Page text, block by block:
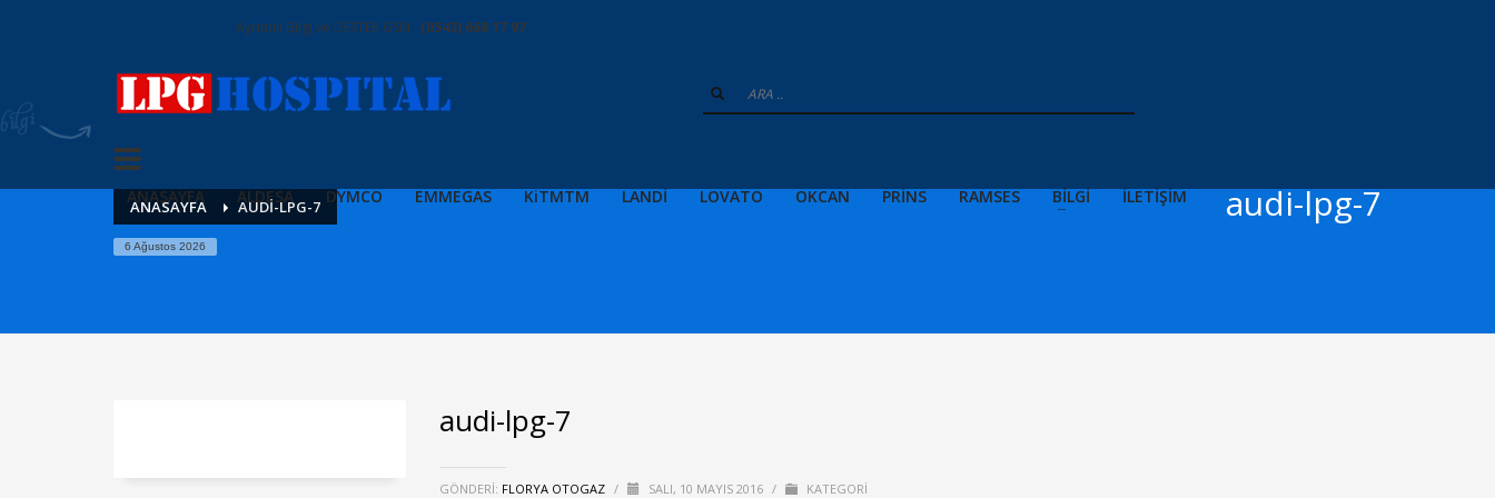
Ayrıntılı Bilgi ve DESTEK GSM : (0543) 668 17 97
ANASAYFA ALDESA DYMCO EMMEGAS KiTMTM LANDİ LOVATO OKCAN PRİNS RAMSES BİLGİ İLETİŞİM
ANASAYFA AUDI-LPG-7
6 Ağustos 2026
audi-lpg-7
audi-lpg-7
GÖNDERI: FLORYA OTOGAZ / SALI, 10 MAYIS 2016 / KATEGORI